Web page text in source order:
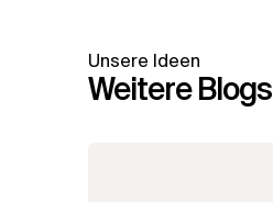
Unsere Ideen
Weitere Blogs